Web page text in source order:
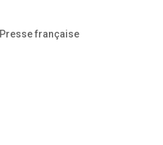
Presse française